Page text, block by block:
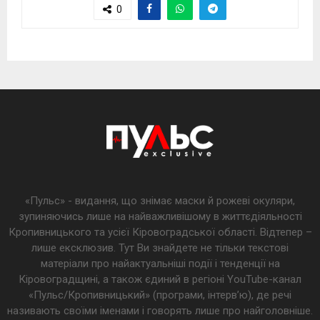
0
«Пульс» - видання, що знімає маски й рожеві окуляри,
зупиняючись лише на найважливішому в життєдіяльності
Кропивницького та усієї Кіровоградської області. Відтепер –
лише ексклюзив. Тут Ви знайдете не тільки текстові
матеріали про найактуальніші події і тенденції на
Кіровоградщині, а також єдиний в регіоні YouTube-канал
«Пульс/Кропивницький» (програми, інтерв’ю), де речі
називають своїми іменами і говорять лише про найголовніше.